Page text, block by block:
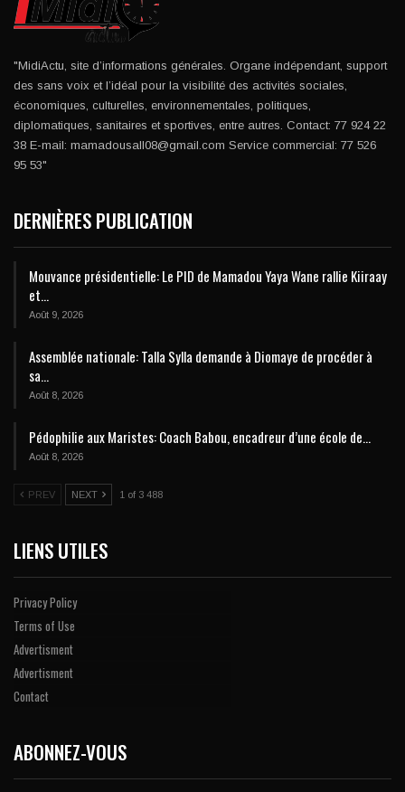
"MidiActu, site d’informations générales. Organe indépendant, support
des sans voix et l’idéal pour la visibilité des activités sociales,
économiques, culturelles, environnementales, politiques,
diplomatiques, sanitaires et sportives, entre autres. Contact: 77 924 22
38 E-mail: mamadousall08@gmail.com Service commercial: 77 526
95 53"
DERNIÈRES PUBLICATION
Mouvance présidentielle: Le PID de Mamadou Yaya Wane rallie Kiiraay
et…
Août 9, 2026
Assemblée nationale: Talla Sylla demande à Diomaye de procéder à
sa…
Août 8, 2026
Pédophilie aux Maristes: Coach Babou, encadreur d’une école de…
Août 8, 2026
PREV NEXT 1 of 3 488
LIENS UTILES
Privacy Policy
Terms of Use
Advertisment
Advertisment
Contact
ABONNEZ-VOUS